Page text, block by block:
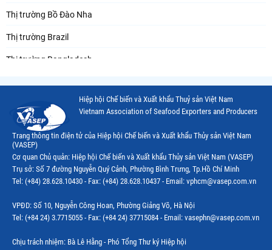
Thị trường Bồ Đào Nha
Thị trường Brazil
Thị trường Bangladesh
Thị trường Canada
Thị trường Ecuador
Thị trường EU
Thị trường Indonesia
Thị trường Mỹ
Thị trường Nga
Hiệp hội Chế biến và Xuất khẩu Thuỷ sản Việt Nam
Vietnam Association of Seafood Exporters and Producers
Trang thông tin điện tử của Hiệp hội Chế biến và Xuất khẩu Thủy sản Việt Nam
(VASEP)
Cơ quan Chủ quản: Hiệp hội Chế biến và Xuất khẩu Thủy sản Việt Nam (VASEP)
Trụ sở: Số 7 đường Nguyễn Quý Cảnh, Phường Bình Trưng, Tp.Hồ Chí Minh
Tel: (+84) 28.628.10430 - Fax: (+84) 28.628.10437 - Email: vphcm@vasep.com.vn
VPĐD: Số 10, Nguyễn Công Hoan, Phường Giảng Võ, Hà Nội
Tel: (+84 24) 3.7715055 - Fax: (+84 24) 37715084 - Email: vasephn@vasep.com.vn
Chịu trách nhiệm: Bà Lê Hằng - Phó Tổng Thư ký Hiệp hội